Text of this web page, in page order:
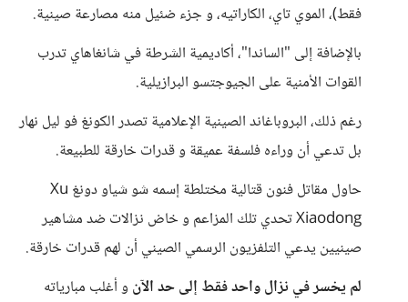
فقط)، الموي تاي، الكاراتيه، و جزء ضئيل منه مصارعة صينية.
بالإضافة إلى "الساندا"، أكاديمية الشرطة في شانغاهاي تدرب
القوات الأمنية على الجيوجتسو البرازيلية.
رغم ذلك، البروباغاند الصينية الإعلامية تصدر الكونغ فو ليل نهار
بل تدعي أن وراءه فلسفة عميقة و قدرات خارقة للطبيعة.
حاول مقاتل فنون قتالية مختلطة إسمه شو شياو دونغ Xu
Xiaodong تحدي تلك المزاعم و خاض نزالات ضد مشاهير
صينيين يدعي التلفزيون الرسمي الصيني أن لهم قدرات خارقة.
لم يخسر في نزال واحد فقط إلى حد الآن و أغلب مبارياته